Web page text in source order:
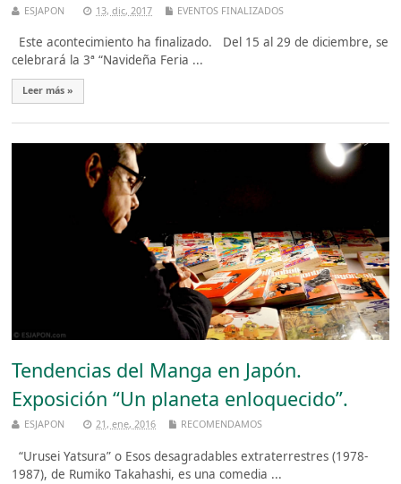
ESJAPON 13, dic, 2017 EVENTOS FINALIZADOS
Este acontecimiento ha finalizado. Del 15 al 29 de diciembre, se
celebrará la 3ª “Navideña Feria ...
Leer más »
Tendencias del Manga en Japón.
Exposición “Un planeta enloquecido”.
ESJAPON 21, ene, 2016 RECOMENDAMOS
“Urusei Yatsura” o Esos desagradables extraterrestres (1978-
1987), de Rumiko Takahashi, es una comedia ...